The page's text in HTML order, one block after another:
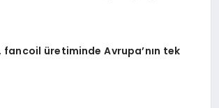
fancoil üretiminde Avrupa’nın tek